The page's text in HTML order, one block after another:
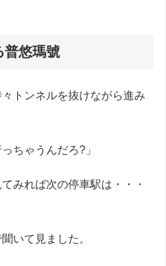
普悠瑪號
トンネルを抜けながら進み
ちゃうんだろ?」
みれば次の停車駅は・・・
いて見ました。